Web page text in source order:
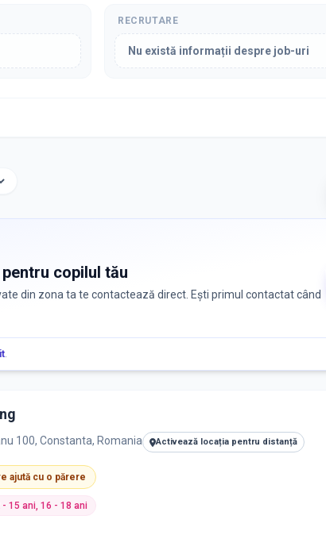
RECRUTARE
Nu există informații despre job-uri
copilul tău
din zona ta te contactează direct. Ești primul contactat când
.
100, Constanta, Romania Activează locația pentru distanță
ajută cu o părere
15 ani, 16 - 18 ani